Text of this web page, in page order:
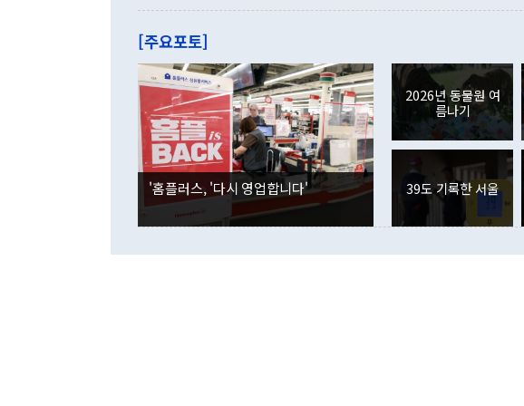
관은 업무보고 사후 브리핑에
이 9월 러시아 블라디보스토크
며 "정부 차원에서 (참석을) 검
은 "그것은 외교부의 몫"이라며
잘랐다. 정 장관이 이날 소개한
않았다는 점에서 문제가 있다.
사합의 복원, 4자회담 추진 등은
권이라는 지적이 나오고 있다.
뒤 "여기 업무보고에 발표했다
부의 한 소식통은 "정 장관의 발
를 거쳐 결정된 사안이 아닌 정
련 부처 장관이 정부의 공식 정
하고 대통령의 면전에서 '국군
는 배당수입이 늘어난 데다 전
였던 올해 3월(369억9000만달
인의 해외투자가 80억1000만
각각 증가했다. 증권투자에서는
국인의 국내 주식 투자는 차익
감소하며 전월(-310억5000만
경신했다. 외국인의 국내 채권
분기 말 만기도래 영향으로 증
다. 내국인의 해외 증권투자는
다. eoyn2@newspim.com
[주요포토]
'홈플러스, '다시 영업합니다'
2026년 동물원 여
름나기
39도 기록한 서울